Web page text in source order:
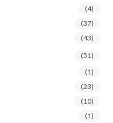
(4)
(37)
(43)
(51)
(1)
(23)
(10)
(1)